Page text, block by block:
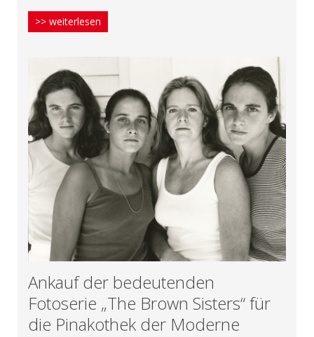
>> weiterlesen
Ankauf der bedeutenden
Fotoserie „The Brown Sisters“ für
die Pinakothek der Moderne